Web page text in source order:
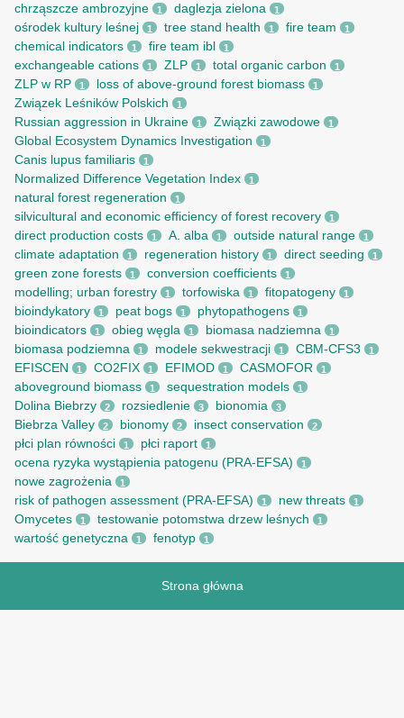
chrząszcze ambrozyjne 1 daglezja zielona 1
ośrodek kultury leśnej 1 tree stand health 1 fire team 1
chemical indicators 1 fire team ibl 1
exchangeable cations 1 ZLP 1 total organic carbon 1
ZLP w RP 1 loss of above-ground forest biomass 1
Związek Leśników Polskich 1
Russian aggression in Ukraine 1 Związki zawodowe 1
Global Ecosystem Dynamics Investigation 1
Canis lupus familiaris 1
Normalized Difference Vegetation Index 1
natural forest regeneration 1
silvicultural and economic efficiency of forest recovery 1
direct production costs 1 A. alba 1 outside natural range 1
climate adaptation 1 regeneration history 1 direct seeding 1
green zone forests 1 conversion coefficients 1
modelling; urban forestry 1 torfowiska 1 fitopatogeny 1
bioindykatory 1 peat bogs 1 phytopathogens 1
bioindicators 1 obieg węgla 1 biomasa nadziemna 1
biomasa podziemna 1 modele sekwestracji 1 CBM-CFS3 1
EFISCEN 1 CO2FIX 1 EFIMOD 1 CASMOFOR 1
aboveground biomass 1 sequestration models 1
Dolina Biebrzy 2 rozsiedlenie 3 bionomia 3
Biebrza Valley 2 bionomy 2 insect conservation 2
płci plan równości 1 płci raport 1
ocena ryzyka wystąpienia patogenu (PRA-EFSA) 1
nowe zagrożenia 1
risk of pathogen assessment (PRA-EFSA) 1 new threats 1
Omycetes 1 testowanie potomstwa drzew leśnych 1
wartość genetyczna 1 fenotyp 1
Strona główna